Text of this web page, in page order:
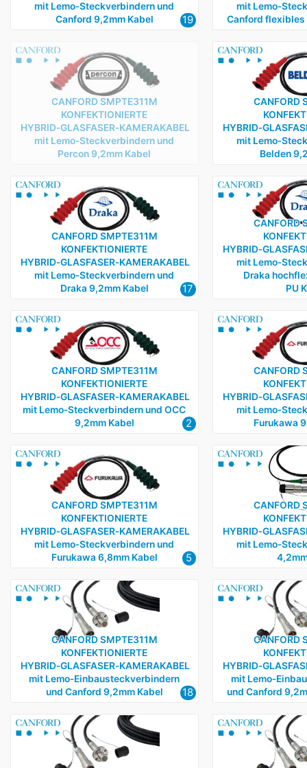
mit Lemo‑Steckverbindern und
Canford 9,2mm Kabel
19
mit
Canford flexibles
CANFORD SMPTE311M
KONFEKTIONIERTE
HYBRID‑GLASFASER‑KAMERAKABEL
mit Lemo‑Steckverbindern und
Percon 9,2mm Kabel
CANFORD
mit
Belden
CANFORD SMPTE311M
KONFEKTIONIERTE
HYBRID‑GLASFASER‑KAMERAKABEL
mit Lemo‑Steckverbindern und
Draka 9,2mm Kabel
17
CANFORD
mit
Draka
PU
CANFORD SMPTE311M
KONFEKTIONIERTE
HYBRID‑GLASFASER‑KAMERAKABEL
mit Lemo‑Steckverbindern und OCC
9,2mm Kabel
2
CANFORD
mit
Furukawa
CANFORD SMPTE311M
KONFEKTIONIERTE
HYBRID‑GLASFASER‑KAMERAKABEL
mit Lemo‑Steckverbindern und
Furukawa 6,8mm Kabel
5
CANFORD
mit
CANFORD SMPTE311M
KONFEKTIONIERTE
HYBRID‑GLASFASER‑KAMERAKABEL
mit Lemo‑Einbausteckverbindern
und Canford 9,2mm Kabel
18
CANFORD
mit
und Canford